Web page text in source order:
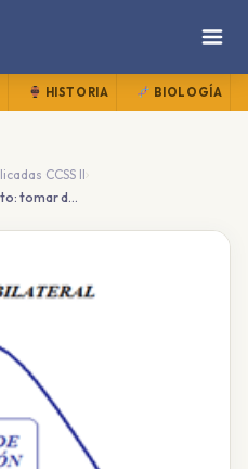
HISTORIA BIOLOGÍA
CCSS II ›
Contraste de hipótesis en bachillerato: tomar decisiones estadísticas